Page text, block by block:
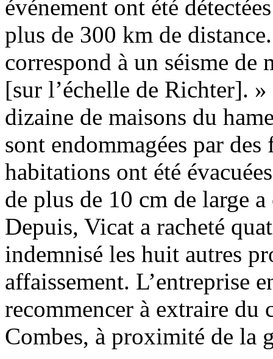
événement ont été
plus de 300 km de
correspond à un séisme de
[sur l’échelle de Richter].
dizaine de maisons du
sont endommagées par
habitations ont été
de plus de 10 cm de large
Depuis, Vicat a racheté
indemnisé les huit autres
affaissement. L’entreprise
recommencer à extraire du
Combes, à proximité de la